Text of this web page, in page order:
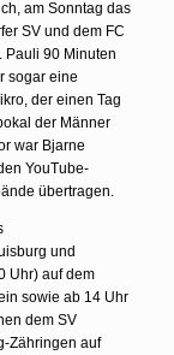
am Sonntag das
SV und dem FC
Pauli 90 Minuten
sogar eine
der einen Tag
der Männer
war Bjarne
YouTube-
übertragen.
und
Uhr) auf dem
sowie ab 14 Uhr
dem SV
Zähringen auf